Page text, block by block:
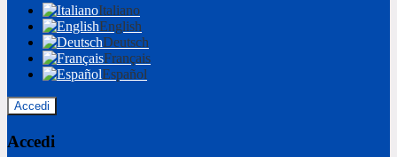
Italiano
English
Deutsch
Français
Español
Accedi
Accedi